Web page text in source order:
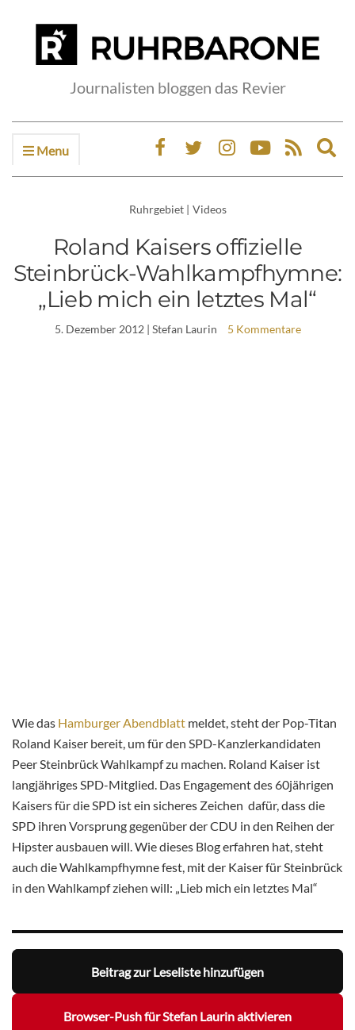
Journalisten bloggen das Revier
Menu
Ruhrgebiet | Videos
Roland Kaisers offizielle
Steinbrück-Wahlkampfhymne:
„Lieb mich ein letztes Mal“
5. Dezember 2012| Stefan Laurin 5 Kommentare
Wie das Hamburger Abendblatt meldet, steht der Pop-Titan
Roland Kaiser bereit, um für den SPD-Kanzlerkandidaten
Peer Steinbrück Wahlkampf zu machen. Roland Kaiser ist
langjähriges SPD-Mitglied. Das Engagement des 60jährigen
Kaisers für die SPD ist ein sicheres Zeichen dafür, dass die
SPD ihren Vorsprung gegenüber der CDU in den Reihen der
Hipster ausbauen will. Wie dieses Blog erfahren hat, steht
auch die Wahlkampfhymne fest, mit der Kaiser für Steinbrück
in den Wahlkampf ziehen will: „Lieb mich ein letztes Mal“
Beitrag zur Leseliste hinzufügen
Browser-Push für Stefan Laurin aktivieren